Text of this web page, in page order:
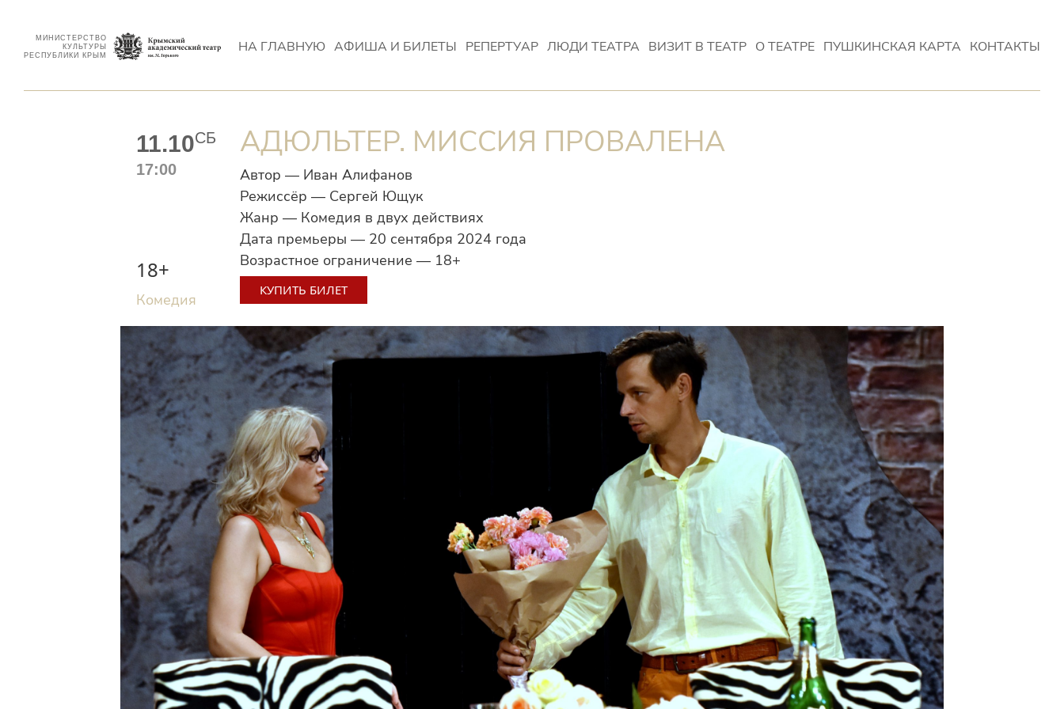
МИНИСТЕРСТВО
КУЛЬТУРЫ
РЕСПУБЛИКИ КРЫМ
НА ГЛАВНУЮ АФИША И БИЛЕТЫ РЕПЕРТУАР ЛЮДИ ТЕАТРА ВИЗИТ В ТЕАТР О ТЕАТРЕ ПУШКИНСКАЯ КАРТА КОНТАКТЫ
11.10СБ
17:00
18+
КУПИТЬ БИЛЕТ
Автор — Иван Алифанов
Режиссёр — Сергей Ющук
Жанр — Комедия в двух действиях
Дата премьеры — 20 сентября 2024 года
Возрастное ограничение — 18+
АДЮЛЬТЕР. МИССИЯ ПРОВАЛЕНА
Комедия